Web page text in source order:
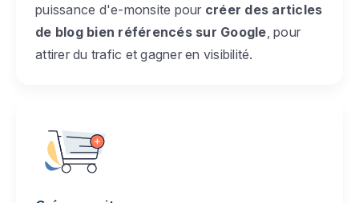
puissance d'e-monsite pour créer des articles
de blog bien référencés sur Google , pour
attirer du trafic et gagner en visibilité.